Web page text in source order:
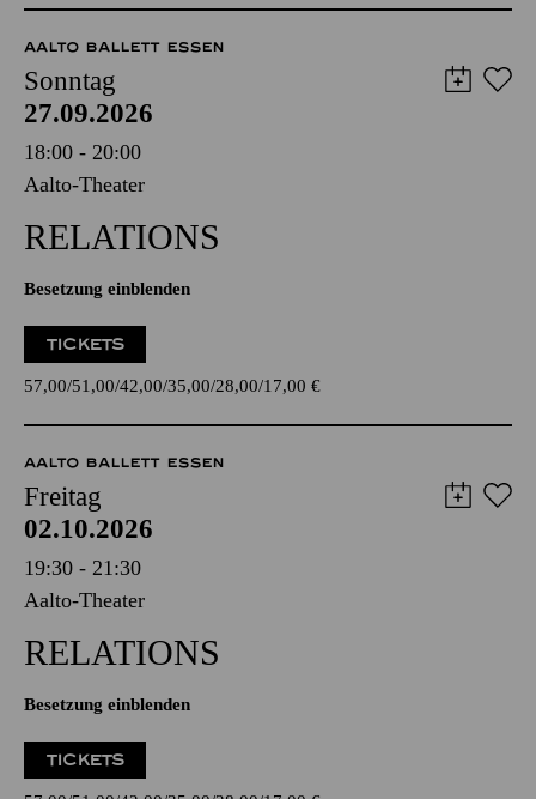
AALTO BALLETT ESSEN
Sonntag
27.09.2026
18:00 - 20:00
Aalto-Theater
RELATIONS
Besetzung einblenden
TICKETS
57,00 51,00 42,00 35,00 28,00 17,00 €
AALTO BALLETT ESSEN
Freitag
02.10.2026
19:30 - 21:30
Aalto-Theater
RELATIONS
Besetzung einblenden
TICKETS